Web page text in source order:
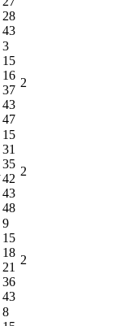
28
43
3
15
16
37
43
47
2
15
31
35
42
43
48
2
9
15
18
21
36
43
2
8